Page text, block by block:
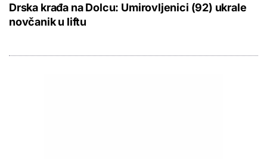
Drska krađa na Dolcu: Umirovljenici (92) ukrale
novčanik u liftu